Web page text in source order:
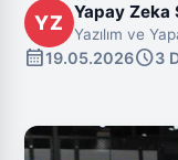
YZ Yapay Zeka
Yazılım ve
calendar_month19.05.2026schedule3